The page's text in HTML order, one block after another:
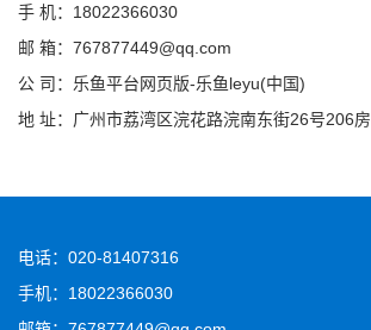
手 机：18022366030
邮 箱：767877449@qq.com
公 司：乐鱼平台网页版-乐鱼leyu(中国)
地 址：广州市荔湾区浣花路浣南东街26号206房
电话：020-81407316
手机：18022366030